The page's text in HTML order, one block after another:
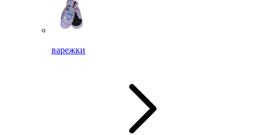
варежки